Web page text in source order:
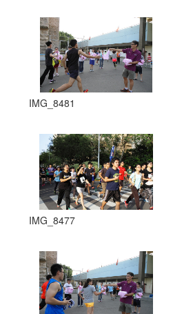
IMG_8481
IMG_8477